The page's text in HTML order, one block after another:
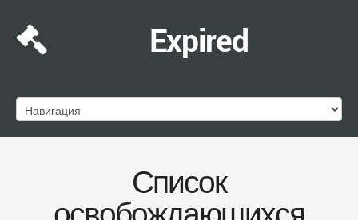
Expired
Список